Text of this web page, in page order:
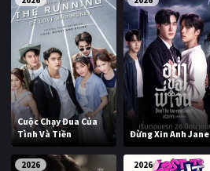
Cuộc Chạy Đua Của
Tình Và Tiền
Đừng Xin Anh Jane
2026 2026